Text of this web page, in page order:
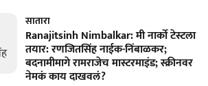
सातारा
Ranajitsinh Nimbalkar: मी नार्को टेस्टला
तयार: रणजितसिंह नाईक-निंबाळकर;
बदनामीमागे रामराजेच मास्टरमाइंड; स्क्रीनवर
नेमकं काय दाखवलं?